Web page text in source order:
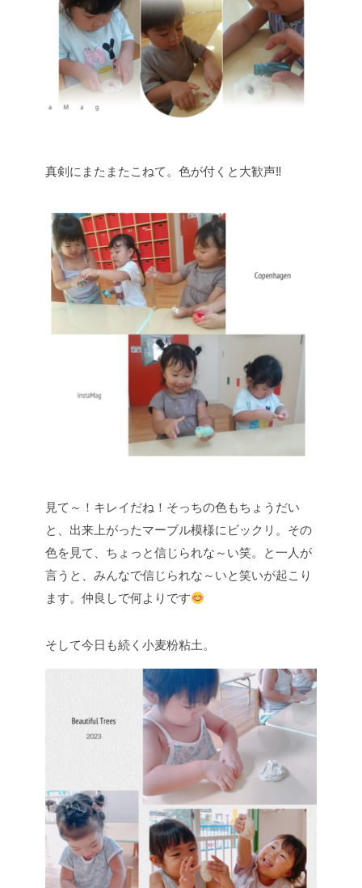
真剣にまたまたこねて。色が付くと大歓声‼
見て～！キレイだね！そっちの色もちょうだい
と、出来上がったマーブル模様にビックリ。その
色を見て、ちょっと信じられな～い笑。と一人が
言うと、みんなで信じられな～いと笑いが起こり
ます。仲良しで何よりです
そして今日も続く小麦粉粘土。